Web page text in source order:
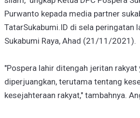
Purwanto kepada media partner
TatarSukabumi.ID di sela peringatan
Sukabumi Raya, Ahad (21/11/2021).
"Pospera lahir ditengah jeritan rakyat
diperjuangkan, terutama tentang
kesejahteraan rakyat," tambahnya.